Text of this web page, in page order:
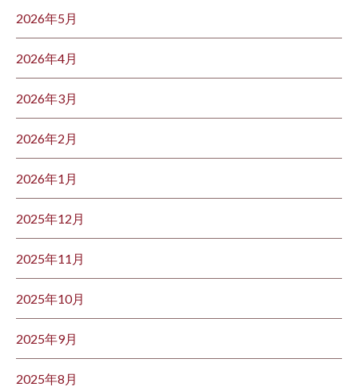
2026年5月
2026年4月
2026年3月
2026年2月
2026年1月
2025年12月
2025年11月
2025年10月
2025年9月
2025年8月